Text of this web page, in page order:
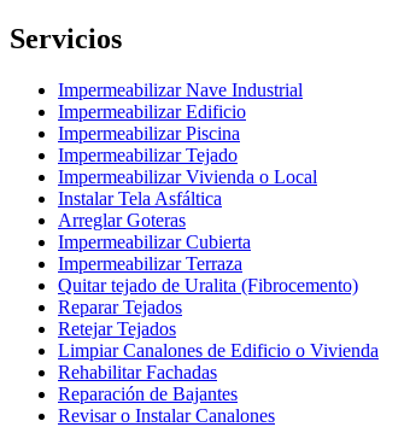
Servicios
Impermeabilizar Nave Industrial
Impermeabilizar Edificio
Impermeabilizar Piscina
Impermeabilizar Tejado
Impermeabilizar Vivienda o Local
Instalar Tela Asfáltica
Arreglar Goteras
Impermeabilizar Cubierta
Impermeabilizar Terraza
Quitar tejado de Uralita (Fibrocemento)
Reparar Tejados
Retejar Tejados
Limpiar Canalones de Edificio o Vivienda
Rehabilitar Fachadas
Reparación de Bajantes
Revisar o Instalar Canalones